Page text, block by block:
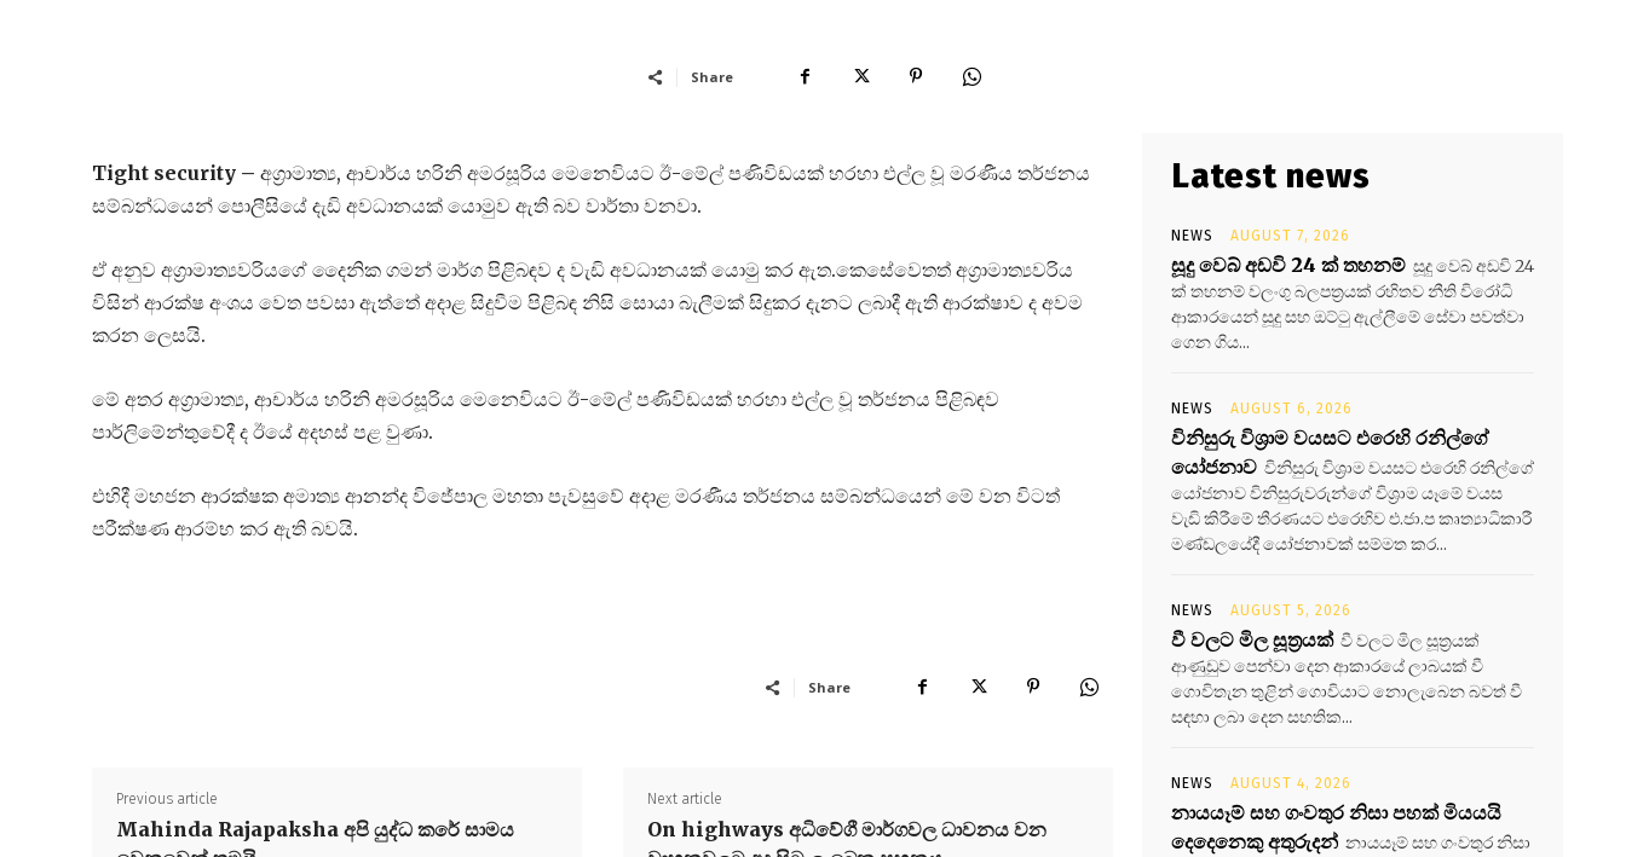
Share
Tight security – අග්‍රාමාත්‍ය, ආචාර්ය හරිනි අමරසූරිය මෙනෙවියට ඊ-මේල් පණිවිඩයක් හරහා එල්ල වූ මරණීය තර්ජනය
සම්බන්ධයෙන් පොලීසියේ දැඩි අවධානයක් යොමුව ඇති බව වාර්තා වනවා.
ඒ අනුව අග්‍රාමාත්‍යවරියගේ දෛනික ගමන් මාර්ග පිළිබඳව ද වැඩි අවධානයක් යොමු කර ඇත.කෙසේවෙතත් අග්‍රාමාත්‍යවරිය
විසින් ආරක්ෂ අංශය වෙත පවසා ඇත්තේ අදාළ සිදුවීම පිළිබඳ නිසි සොයා බැලීමක් සිදුකර දැනට ලබාදී ඇති ආරක්ෂාව ද අවම
කරන ලෙසයි.
මේ අතර අග්‍රාමාත්‍ය, ආචාර්ය හරිනි අමරසූරිය මෙනෙවියට ඊ-මේල් පණිවිඩයක් හරහා එල්ල වූ තර්ජනය පිළිබඳව
පාර්ලිමේන්තුවේදී ද ඊයේ අදහස් පළ වුණා.
එහිදී මහජන ආරක්ෂක අමාත්‍ය ආනන්ද විජේපාල මහතා පැවසුවේ අදාළ මරණීය තර්ජනය සම්බන්ධයෙන් මේ වන විටත්
පරීක්ෂණ ආරම්භ කර ඇති බවයි.
Share
Previous article
Mahinda Rajapaksha අපි යුද්ධ කරේ සාමය
Next article
On highways අධිවේගී මාර්ගවල ධාවනය වන
Latest news
NEWS AUGUST 7, 2026
සූදු වෙබ් අඩවි 24 ක් තහනම් සූදු වෙබ් අඩවි 24
ක් තහනම් වලංගු බලපත්‍රයක් රහිතව නීති විරෝධි
ආකාරයෙන් සූදු සහ ඔට්ටු ඇල්ලීමේ සේවා පවත්වා
ගෙන ගිය...
NEWS AUGUST 6, 2026
විනිසුරු විශ්‍රාම වයසට එරෙහි රනිල්ගේ
යෝජනාව විනිසුරු විශ්‍රාම වයසට එරෙහි රනිල්ගේ
යෝජනාව විනිසුරුවරුන්ගේ විශ්‍රාම යෑමේ වයස
වැඩි කිරීමේ තීරණයට එරෙහිව එ.ජා.ප කෘත්‍යාධිකාරී
මණ්ඩලයේදී යෝජනාවක් සම්මත කර...
NEWS AUGUST 5, 2026
වී වලට මිල සූත්‍රයක් වී වලට මිල සූත්‍රයක්
ආණුඩුව පෙන්වා දෙන ආකාරයේ ලාබයක් වී
ගොවිතැන තුළින් ගොවියාට නොලැබෙන බවත් වී
සඳහා ලබා දෙන සහතික...
NEWS AUGUST 4, 2026
නායයෑම් සහ ගංවතුර නිසා පහක් මියයයි
දෙදෙනෙකු අතුරුදන් නායයෑම් සහ ගංවතුර නිසා